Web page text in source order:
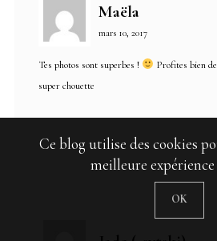
Maëla
mars 10, 2017
Tes photos sont superbes !
Profites bien
super chouette
Ce blog utilise des cookies
meilleure expérience
OK